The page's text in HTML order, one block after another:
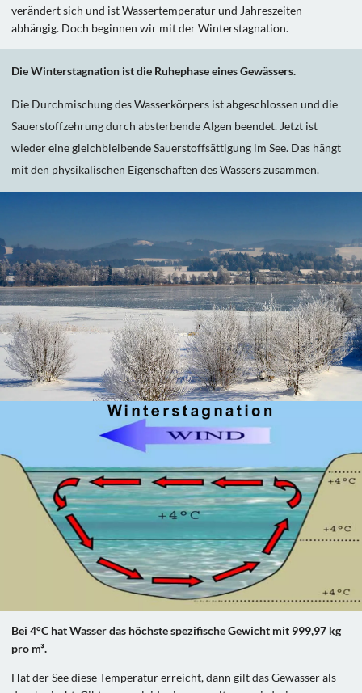
verändert sich und ist Wassertemperatur und Jahreszeiten
abhängig. Doch beginnen wir mit der Winterstagnation.
Die Winterstagnation ist die Ruhephase eines Gewässers.
Die Durchmischung des Wasserkörpers ist abgeschlossen und die
Sauerstoffzehrung durch absterbende Algen beendet. Jetzt ist
wieder eine gleichbleibende Sauerstoffsättigung im See. Das hängt
mit den physikalischen Eigenschaften des Wassers zusammen.
Bei 4°C hat Wasser das höchste spezifische Gewicht mit 999,97 kg
pro m³.
Hat der See diese Temperatur erreicht, dann gilt das Gewässer als